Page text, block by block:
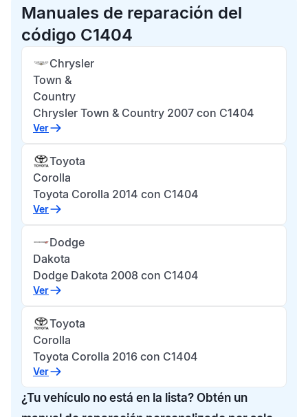
Manuales de reparación del
código C1404
Chrysler
Town &
Country
Chrysler Town & Country 2007 con C1404
Ver
Toyota
Corolla
Toyota Corolla 2014 con C1404
Ver
Dodge
Dakota
Dodge Dakota 2008 con C1404
Ver
Toyota
Corolla
Toyota Corolla 2016 con C1404
Ver
¿Tu vehículo no está en la lista? Obtén un